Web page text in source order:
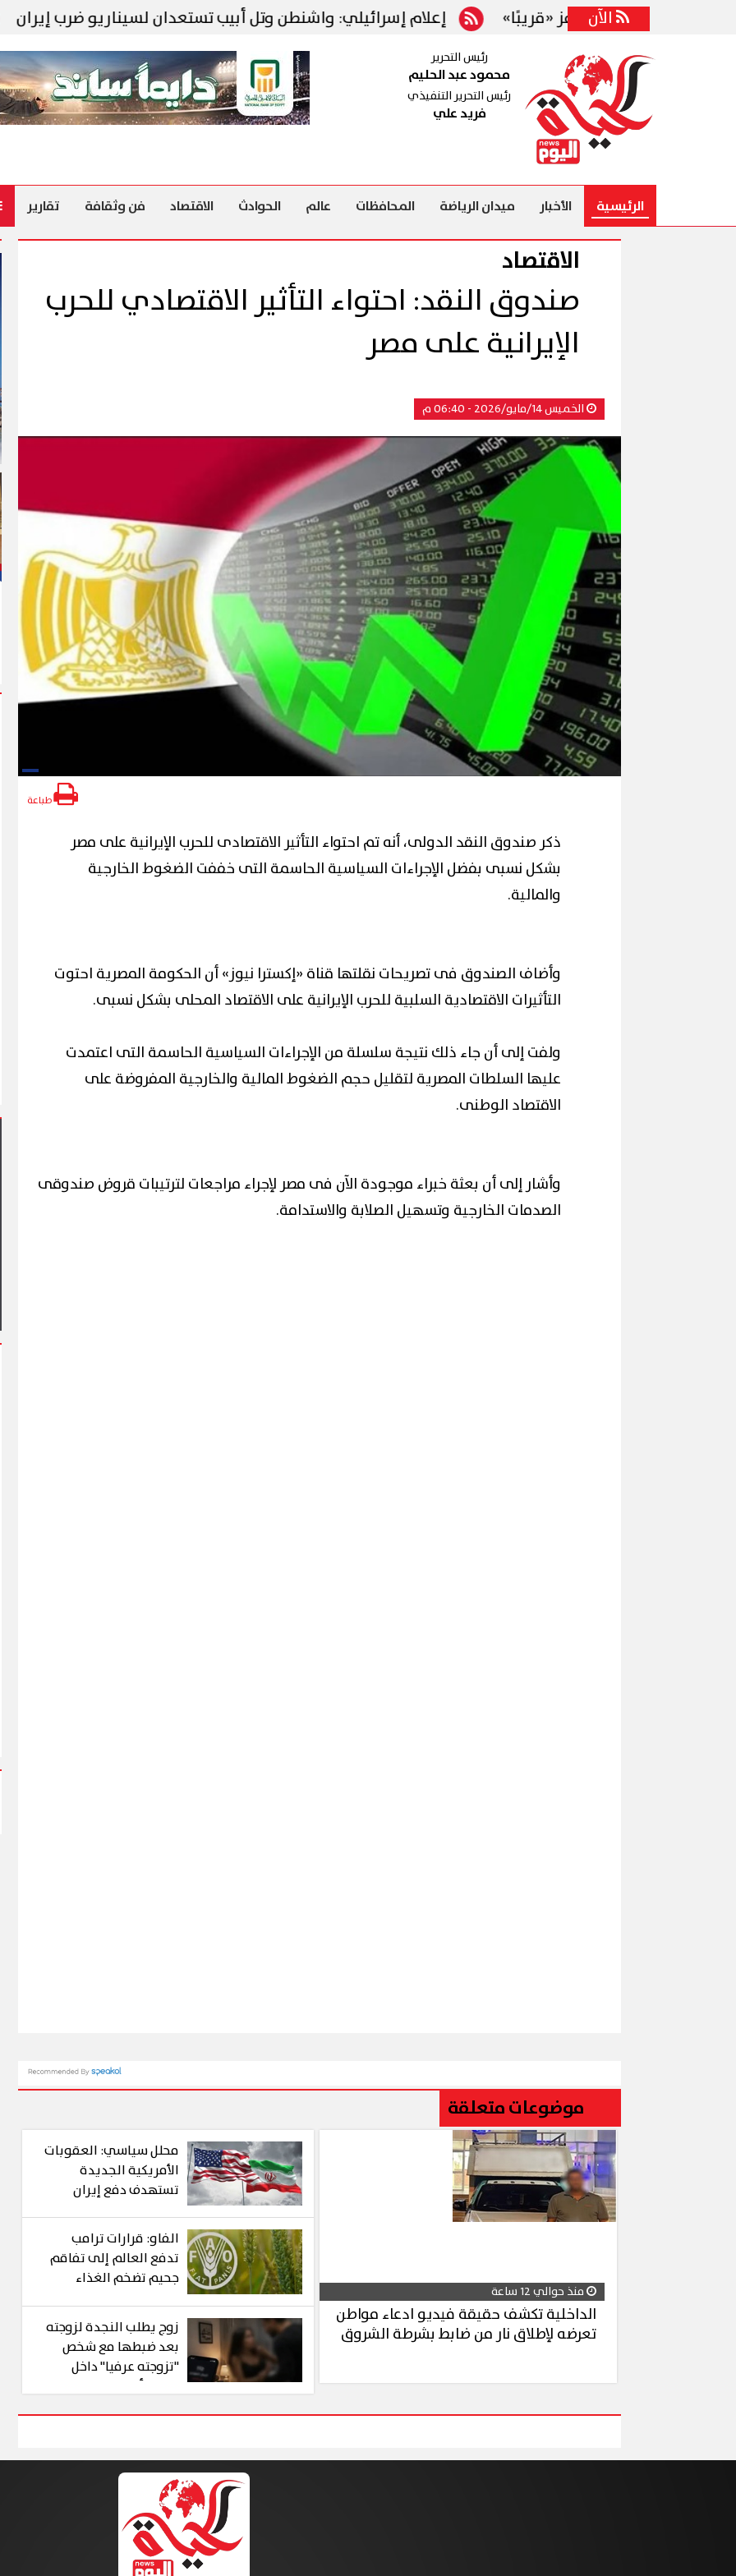
الآن إعلام إسرائيلي: واشنطن وتل أبيب تستعدان لسيناريو ضرب إيران فتح مضيق هرمز «قريبًا»
رئيس التحرير
محمود عبد الحليم
رئيس التحرير التنفيذي
فريد علي
الرئيسية الأخبار ميدان الرياضة المحافظات عالم الحوادث الاقتصاد فن وثقافة تقارير
الاقتصاد
صندوق النقد: احتواء التأثير الاقتصادي للحرب
الإيرانية على مصر
الخميس 14/مايو/2026 - 06:40 م
طباعة
ذكر صندوق النقد الدولى، أنه تم احتواء التأثير الاقتصادى للحرب الإيرانية على مصر
بشكل نسبى بفضل الإجراءات السياسية الحاسمة التى خففت الضغوط الخارجية
والمالية.
وأضاف الصندوق فى تصريحات نقلتها قناة «إكسترا نيوز» أن الحكومة المصرية احتوت
التأثيرات الاقتصادية السلبية للحرب الإيرانية على الاقتصاد المحلى بشكل نسبى.
ولفت إلى أن جاء ذلك نتيجة سلسلة من الإجراءات السياسية الحاسمة التى اعتمدت
عليها السلطات المصرية لتقليل حجم الضغوط المالية والخارجية المفروضة على
الاقتصاد الوطنى.
وأشار إلى أن بعثة خبراء موجودة الآن فى مصر لإجراء مراجعات لترتيبات قروض صندوقى
الصدمات الخارجية وتسهيل الصلابة والاستدامة.
موضوعات متعلقة
منذ حوالي 12 ساعة
الداخلية تكشف حقيقة فيديو ادعاء مواطن
تعرضه لإطلاق نار من ضابط بشرطة الشروق
محلل سياسي: العقوبات
الأمريكية الجديدة
تستهدف دفع إيران
المفاوضات
الفاو: قرارات ترامب
تدفع العالم إلى تفاقم
جحيم تضخم الغذاء
زوج يطلب النجدة لزوجته
بعد ضبطها مع شخص
"تزوجته عرفيا" داخل
شقة بأكتوبر